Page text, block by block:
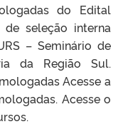
do Edital
seleção interna
– Seminário de
da Região Sul.
Acesse a
Acesse o